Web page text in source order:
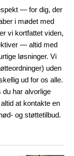
— for dig, der
i mødet med
vi kortfattet viden,
— altid med
løsninger. Vi
uden
ud for os alle.
du har alvorlige
at kontakte en
og støttetilbud.